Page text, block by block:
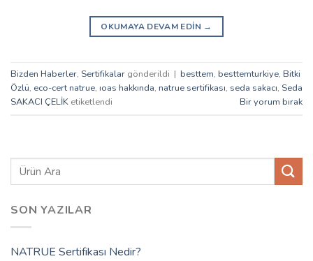
OKUMAYA DEVAM EDIN →
Bizden Haberler, Sertifikalar gönderildi | besttem, besttemturkiye, Bitki
Özlü, eco-cert natrue, ıoas hakkında, natrue sertifikası, seda sakacı, Seda
SAKACI ÇELİK etiketlendi Bir yorum bırak
SON YAZILAR
NATRUE Sertifikası Nedir?